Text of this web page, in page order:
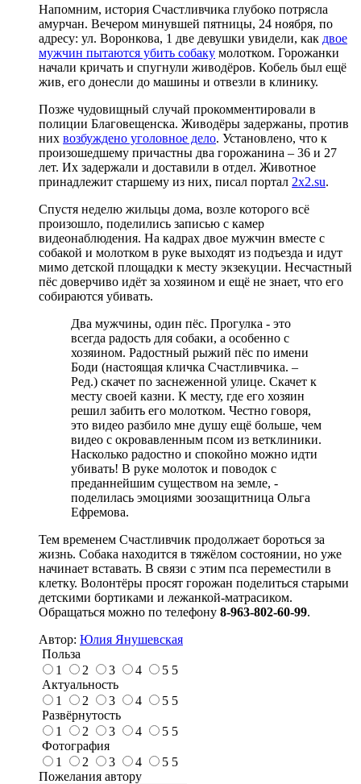
Напомним, история Счастливчика глубоко потрясла
амурчан. Вечером минувшей пятницы, 24 ноября, по
адресу: ул. Воронкова, 1 две девушки увидели, как двое
мужчин пытаются убить собаку молотком. Горожанки
начали кричать и спугнули живодёров. Кобель был ещё
жив, его донесли до машины и отвезли в клинику.
Позже чудовищный случай прокомментировали в
полиции Благовещенска. Живодёры задержаны, против
них возбуждено уголовное дело. Установлено, что к
произошедшему причастны два горожанина – 36 и 27
лет. Их задержали и доставили в отдел. Животное
принадлежит старшему из них, писал портал 2x2.su.
Спустя неделю жильцы дома, возле которого всё
произошло, поделились записью с камер
видеонаблюдения. На кадрах двое мужчин вместе с
собакой и молотком в руке выходят из подъезда и идут
мимо детской площадки к месту экзекуции. Несчастный
пёс доверчиво идёт за хозяином и ещё не знает, что его
собираются убивать.
Два мужчины, один пёс. Прогулка - это
всегда радость для собаки, а особенно с
хозяином. Радостный рыжий пёс по имени
Боди (настоящая кличка Счастливчика. –
Ред.) скачет по заснеженной улице. Скачет к
месту своей казни. К месту, где его хозяин
решил забить его молотком. Честно говоря,
это видео разбило мне душу ещё больше, чем
видео с окровавленным псом из ветклиники.
Насколько радостно и спокойно можно идти
убивать! В руке молоток и поводок с
преданнейшим существом на земле, -
поделилась эмоциями зоозащитница Ольга
Ефремова.
Тем временем Счастливчик продолжает бороться за
жизнь. Собака находится в тяжёлом состоянии, но уже
начинает вставать. В связи с этим пса переместили в
клетку. Волонтёры просят горожан поделиться старыми
детскими бортиками и лежанкой-матрасиком.
Обращаться можно по телефону 8-963-802-60-99.
Автор: Юлия Янушевская
Польза
1
2 3 4 5 5
Актуальность
1
2 3 4 5 5
Развёрнутость
1
2 3 4 5 5
Фотография
1
2 3 4 5 5
Пожелания автору